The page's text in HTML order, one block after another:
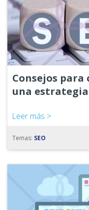
Consejos para
una
Leer más >
Temas: SEO